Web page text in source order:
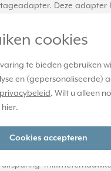
cookies
te bieden gebruiken
en (gepersonaliseerde)
privacybeleid. Wilt u alleen
hier.
Cookies accepteren
Deze
varianten:
strak resultaat
of behang beschermt
Het
ZERO-serie